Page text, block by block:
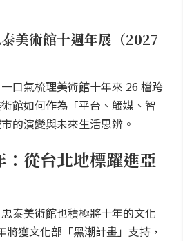
美術館十週年展（2027
口氣梳理美術館十年來 26 檔跨
館如何作為「平台、觸媒、智
的演變與未來生活思辨。
從台北地標躍進亞
泰美術館也積極將十年的文化
獲文化部「黑潮計畫」支持，